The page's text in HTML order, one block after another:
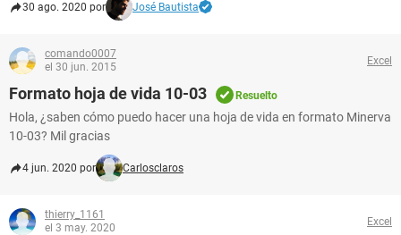
30 ago. 2020 por José Bautista
comando0007
el 30 jun. 2015
Excel
Formato hoja de vida 10-03 Resuelto
Hola, ¿saben cómo puedo hacer una hoja de vida en formato Minerva
10-03? Mil gracias
4 jun. 2020 por Carlosclaros
thierry_1161
el 3 may. 2020
Excel